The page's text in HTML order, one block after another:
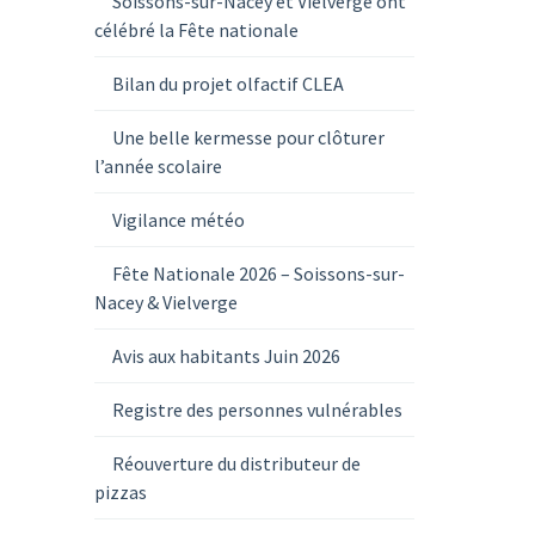
célébré la Fête nationale
Bilan du projet olfactif CLEA
Une belle kermesse pour clôturer
l’année scolaire
Vigilance météo
Fête Nationale 2026 – Soissons-sur-
Nacey & Vielverge
Avis aux habitants Juin 2026
Registre des personnes vulnérables
Réouverture du distributeur de
pizzas